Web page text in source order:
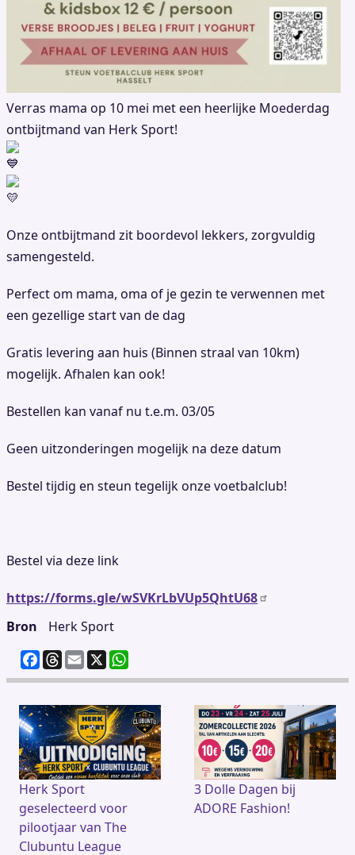
Verras mama op 10 mei met een heerlijke Moederdag
ontbijtmand van Herk Sport!
Onze ontbijtmand zit boordevol lekkers, zorgvuldig
samengesteld.
Perfect om mama, oma of je gezin te verwennen met
een gezellige start van de dag
Gratis levering aan huis (Binnen straal van 10km)
mogelijk. Afhalen kan ook!
Bestellen kan vanaf nu t.e.m. 03/05
Geen uitzonderingen mogelijk na deze datum
Bestel tijdig en steun tegelijk onze voetbalclub!
Bestel via deze link
https://forms.gle/wSVKrLbVUp5QhtU68
Bron
Herk Sport
F
a
e
b
o
o
k
T
h
a
d
s
E
m
l
X
h
s
A
p
p
Herk Sport
geselecteerd voor
pilootjaar van The
Clubuntu League
3 Dolle Dagen bij
ADORE Fashion!